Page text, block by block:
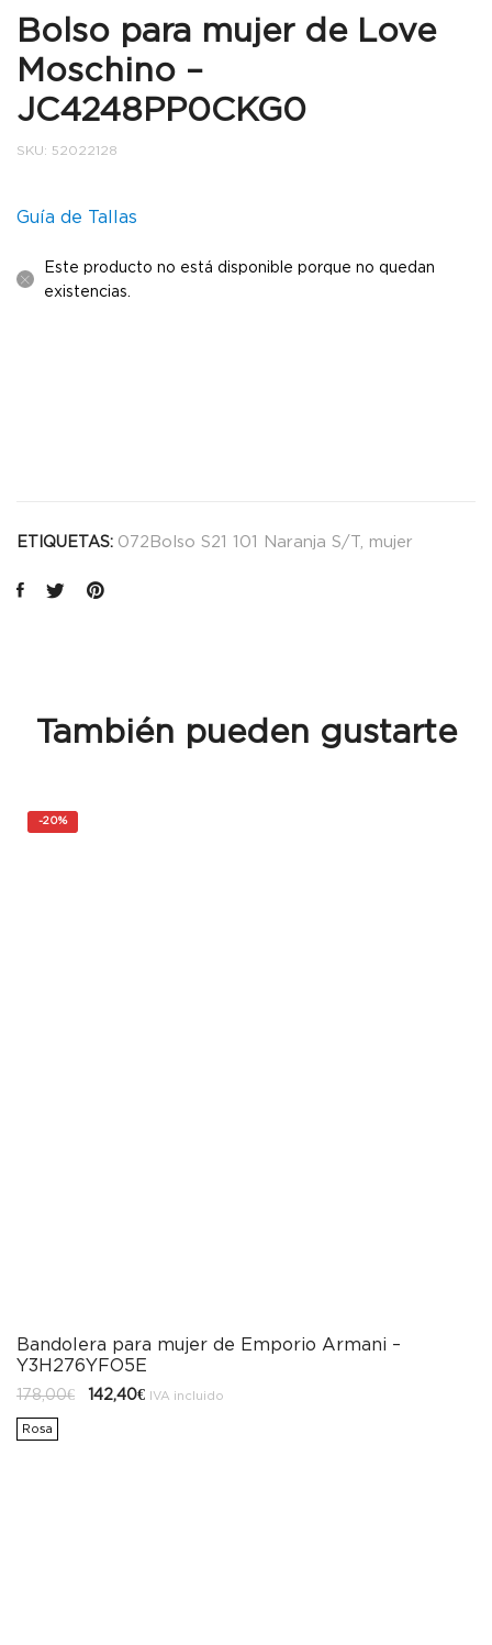
Bolso para mujer de Love
Moschino –
JC4248PP0CKG0
SKU: 52022128
Guía de Tallas
Este producto no está disponible porque no quedan
existencias.
ETIQUETAS: 072Bolso S21 101 Naranja S/T mujer
También pueden gustarte
-20%
Bandolera para mujer de Emporio Armani –
Y3H276YFO5E
178,00€
El
precio
142,40€ElIVA incluido
Rosa